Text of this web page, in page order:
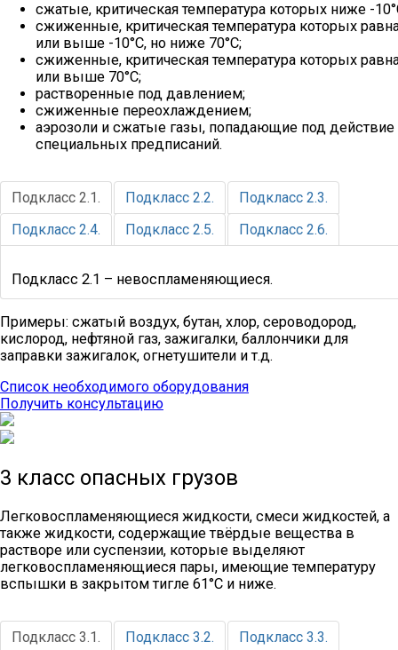
сжатые, критическая температура которых ниже -
сжиженные, критическая температура которых
или выше -10°С, но ниже 70°С;
сжиженные, критическая температура которых
или выше 70°С;
растворенные под давлением;
сжиженные переохлаждением;
аэрозоли и сжатые газы, попадающие под действие
специальных предписаний.
Подкласс 2.1. Подкласс 2.2.
Подкласс 2.3.
Подкласс 2.4.
Подкласс 2.5. Подкласс 2.6.
Подкласс 2.1 – невоспламеняющиеся.
Примеры: сжатый воздух, бутан, хлор, сероводород,
кислород, нефтяной газ, зажигалки, баллончики для
заправки зажигалок, огнетушители и т.д.
Список необходимого оборудования
Получить консультацию
3 класс опасных грузов
Легковоспламеняющиеся жидкости, смеси жидкостей, а
также жидкости, содержащие твёрдые вещества в
растворе или суспензии, которые выделяют
легковоспламеняющиеся пары, имеющие температуру
вспышки в закрытом тигле 61°С и ниже.
Подкласс 3.1. Подкласс 3.2. Подкласс 3.3.